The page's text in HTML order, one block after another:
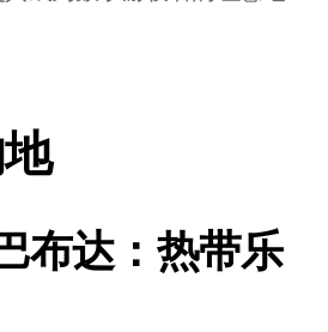
布达：热带乐